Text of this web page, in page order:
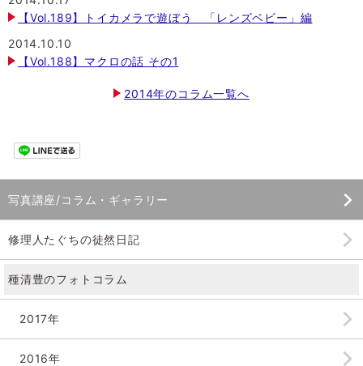
【Vol.189】トイカメラで遊ぼう 「レンズベビー」編
2014.10.10
【Vol.188】マクロの話 その1
2014年のコラム一覧へ
写真講座/コラム・ギャラリー
修理人たぐちの徒然日記
種清豊のフォトコラム
2017年
2016年